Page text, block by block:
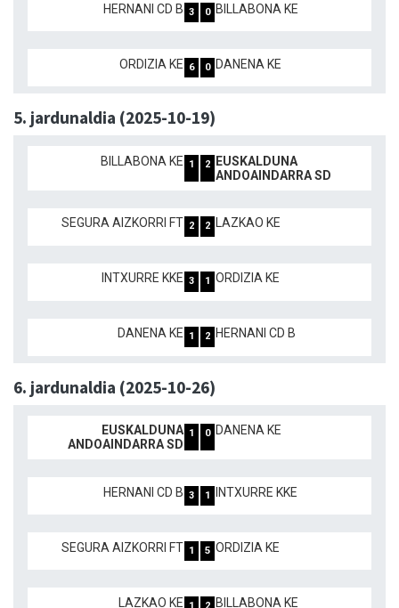
HERNANI CD B 3 0 BILLABONA KE
ORDIZIA KE 6 0 DANENA KE
5. jardunaldia (2025-10-19)
BILLABONA KE 1 2
EUSKALDUNA
ANDOAINDARRA SD
SEGURA AIZKORRI FT 2 2 LAZKAO KE
INTXURRE KKE 3 1 ORDIZIA KE
DANENA KE 1 2 HERNANI CD B
6. jardunaldia (2025-10-26)
EUSKALDUNA
ANDOAINDARRA SD
1 0 DANENA KE
HERNANI CD B 3 1 INTXURRE KKE
SEGURA AIZKORRI FT 1 5 ORDIZIA KE
LAZKAO KE BILLABONA KE